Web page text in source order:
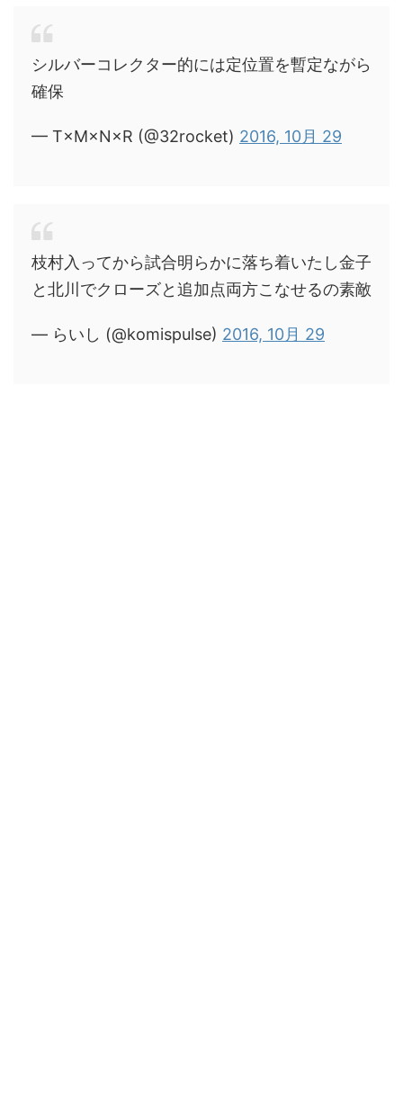
シルバーコレクター的には定位置を暫定ながら
確保
— T×M×N×R (@32rocket) 2016, 10月 29
枝村入ってから試合明らかに落ち着いたし金子
と北川でクローズと追加点両方こなせるの素敵
— らいし (@komispulse) 2016, 10月 29